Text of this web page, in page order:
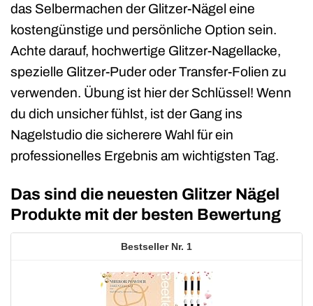
das Selbermachen der Glitzer-Nägel eine
kostengünstige und persönliche Option sein.
Achte darauf, hochwertige Glitzer-Nagellacke,
spezielle Glitzer-Puder oder Transfer-Folien zu
verwenden. Übung ist hier der Schlüssel! Wenn
du dich unsicher fühlst, ist der Gang ins
Nagelstudio die sicherere Wahl für ein
professionelles Ergebnis am wichtigsten Tag.
Das sind die neuesten Glitzer Nägel
Produkte mit der besten Bewertung
1